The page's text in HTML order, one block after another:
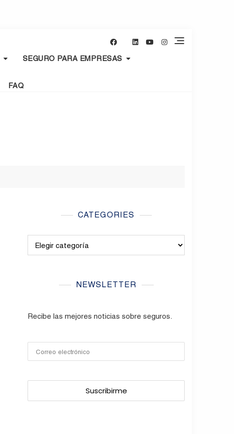
SEGURO PARA EMPRESAS
FAQ
CATEGORIES
NEWSLETTER
Recibe las mejores noticias sobre seguros.